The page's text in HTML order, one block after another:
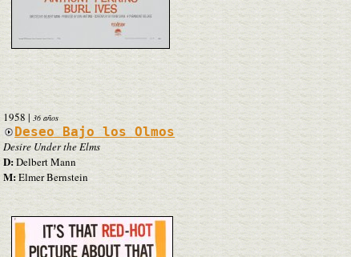
1958 | 36 años
Deseo Bajo los Olmos
Desire Under the Elms
D:Delbert Mann
M:Elmer Bernstein